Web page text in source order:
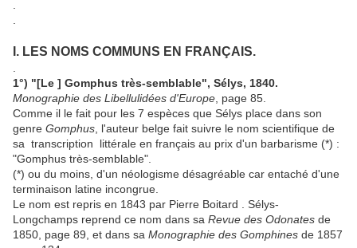
I. LES NOMS COMMUNS EN FRANÇAIS.
1°) "[Le ] Gomphus très-semblable", Sélys, 1840.
Monographie des Libellulidées d'Europe , page 85.
Comme il le fait pour les 7 espèces que Sélys place dans son
genre Gomphus , l'auteur belge fait suivre le nom scientifique de
sa transcription littérale en français au prix d'un barbarisme (*) :
"Gomphus très-semblable".
(*) ou du moins, d'un néologisme désagréable car entaché d'une
terminaison latine incongrue.
Le nom est repris en 1843 par Pierre Boitard . Sélys-
Longchamps reprend ce nom dans sa Revue des Odonates de
1850, page 89, et dans sa Monographie des Gomphines de 1857